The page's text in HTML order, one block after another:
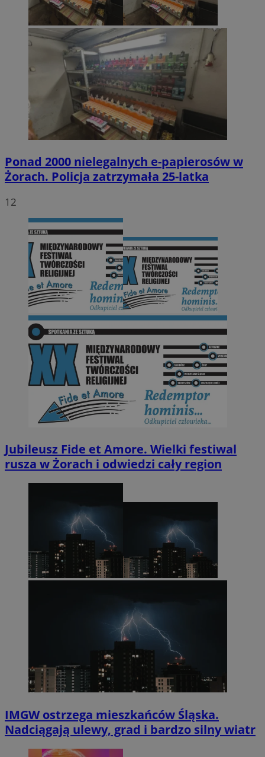
Ponad 2000 nielegalnych e-papierosów w
Żorach. Policja zatrzymała 25-latka
12
Jubileusz Fide et Amore. Wielki festiwal
rusza w Żorach i odwiedzi cały region
IMGW ostrzega mieszkańców Śląska.
Nadciągają ulewy, grad i bardzo silny wiatr